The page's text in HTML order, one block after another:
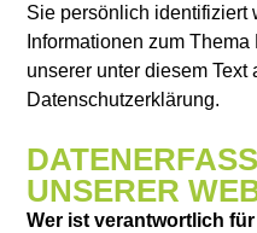
Sie persönlich identifiziert
Informationen zum
unserer unter diesem Text
Datenschutzerklärung.
UNSERER
Wer ist verantwortlich